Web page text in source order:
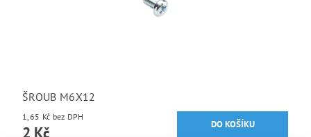
ŠROUB M6X12
1,65 Kč bez DPH
2 Kč